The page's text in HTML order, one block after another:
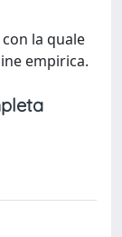
la quale
empirica.